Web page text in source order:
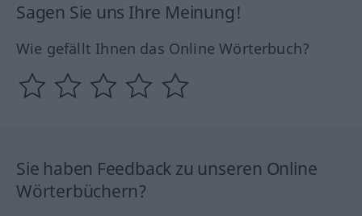
Sagen Sie uns Ihre Meinung!
Wie gefällt Ihnen das Online Wörterbuch?
Sie haben Feedback zu unseren Online
Wörterbüchern?